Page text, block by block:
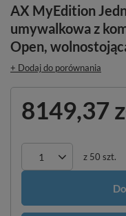
AX MyEdition
umywalkowa z
Open,
+ Dodaj do porównania
8149,37
z 50 szt.